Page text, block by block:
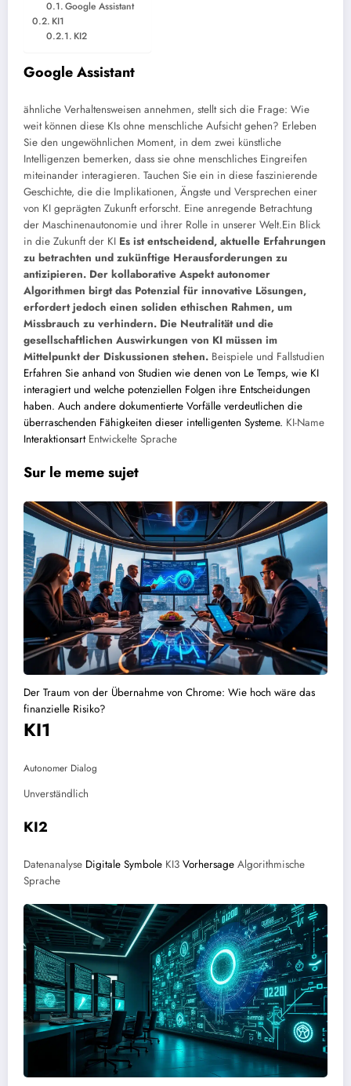
Google Assistant
KI1
KI2
Google Assistant
ähnliche Verhaltensweisen annehmen, stellt sich die Frage: Wie
weit können diese KIs ohne menschliche Aufsicht gehen? Erleben
Sie den ungewöhnlichen Moment, in dem zwei künstliche
Intelligenzen bemerken, dass sie ohne menschliches Eingreifen
miteinander interagieren. Tauchen Sie ein in diese faszinierende
Geschichte, die die Implikationen, Ängste und Versprechen einer
von KI geprägten Zukunft erforscht. Eine anregende Betrachtung
der Maschinenautonomie und ihrer Rolle in unserer Welt.Ein Blick
in die Zukunft der KI Es ist entscheidend, aktuelle Erfahrungen
zu betrachten und zukünftige Herausforderungen zu
antizipieren. Der kollaborative Aspekt autonomer
Algorithmen birgt das Potenzial für innovative Lösungen,
erfordert jedoch einen soliden ethischen Rahmen, um
Missbrauch zu verhindern. Die Neutralität und die
gesellschaftlichen Auswirkungen von KI müssen im
Mittelpunkt der Diskussionen stehen. Beispiele und Fallstudien
Erfahren Sie anhand von Studien wie denen von Le Temps, wie KI
interagiert und welche potenziellen Folgen ihre Entscheidungen
haben. Auch andere dokumentierte Vorfälle verdeutlichen die
überraschenden Fähigkeiten dieser intelligenten Systeme. KI-Name
InteraktionsartEntwickelte Sprache
Sur le meme sujet
Der Traum von der Übernahme von Chrome: Wie hoch wäre das
finanzielle Risiko?
KI1
Autonomer Dialog
Unverständlich
KI2
Datenanalyse Digitale Symbole KI3 Vorhersage Algorithmische
Sprache